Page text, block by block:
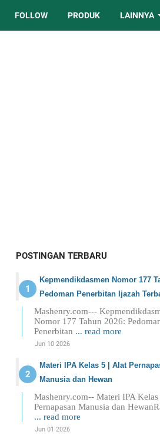
FOLLOW PRODUK LAINNYA
POSTINGAN TERBARU
Kepmendikdasmen Nomor 177
Pedoman Penerbitan Ijazah
Mashenry.com---
Nomor 177 Tahun 2026:
Penerbitan ... read more
Jun 10 2026
Materi IPA Kelas 5 | Alat
Manusia dan Hewan
Mashenry.com-- Materi IPA
Pernapasan Manusia dan
... read more
Jun 01 2026